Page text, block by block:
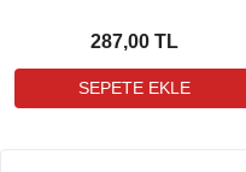
287,00 TL